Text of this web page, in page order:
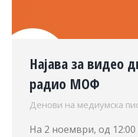
Најава за видео
радио МОФ
Денови на медиумска
На 2 ноември, од 12:00